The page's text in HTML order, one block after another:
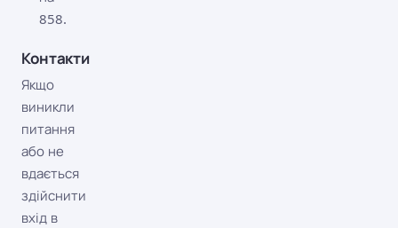
858.
Контакти
Якщо
виникли
питання
або не
вдається
здійснити
вхід в